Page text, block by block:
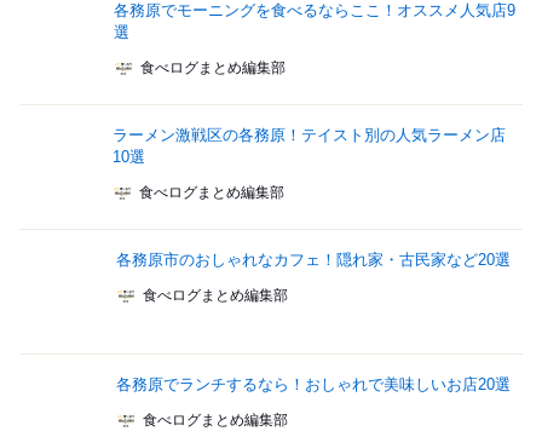
各務原でモーニングを食べるならここ！オススメ人気店9
選
食べログまとめ編集部
ラーメン激戦区の各務原！テイスト別の人気ラーメン店
10選
食べログまとめ編集部
各務原市のおしゃれなカフェ！隠れ家・古民家など20選
食べログまとめ編集部
各務原でランチするなら！おしゃれで美味しいお店20選
食べログまとめ編集部